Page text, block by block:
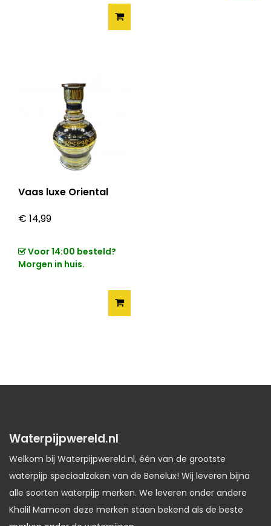
Vaas luxe Oriental
€ 14,99
Voor 14:00 besteld?
Morgen in huis.
Waterpijpwereld.nl
Welkom bij Waterpijpwereld.nl, één van de grootste
waterpijp speciaalzaken van de Benelux! Wij leveren bijna
alle soorten waterpijp merken. We leveren onder andere
Khalil Mamoon deze merken staan bekend als de beste